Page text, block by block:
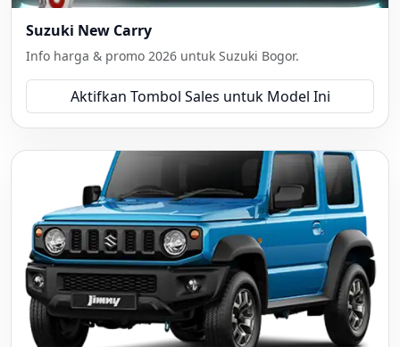
Suzuki New Carry
Info harga & promo 2026 untuk Suzuki Bogor.
Aktifkan Tombol Sales untuk Model Ini